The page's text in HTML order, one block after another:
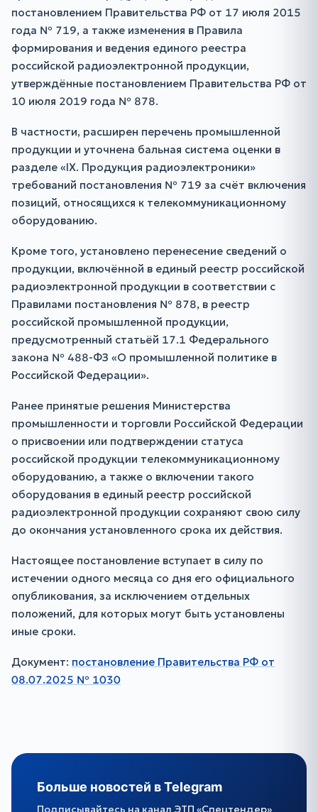
постановлением Правительства РФ от 17 июля 2015
года № 719, а также изменения в Правила
формирования и ведения единого реестра
российской радиоэлектронной продукции,
утверждённые постановлением Правительства РФ от
10 июля 2019 года № 878.
В частности, расширен перечень промышленной
продукции и уточнена бальная система оценки в
разделе «IX. Продукция радиоэлектроники»
требований постановления № 719 за счёт включения
позиций, относящихся к телекоммуникационному
оборудованию.
Кроме того, установлено перенесение сведений о
продукции, включённой в единый реестр российской
радиоэлектронной продукции в соответствии с
Правилами постановления № 878, в реестр
российской промышленной продукции,
предусмотренный статьёй 17.1 Федерального
закона № 488-ФЗ «О промышленной политике в
Российской Федерации».
Ранее принятые решения Министерства
промышленности и торговли Российской Федерации
о присвоении или подтверждении статуса
российской продукции телекоммуникационному
оборудованию, а также о включении такого
оборудования в единый реестр российской
радиоэлектронной продукции сохраняют свою силу
до окончания установленного срока их действия.
Настоящее постановление вступает в силу по
истечении одного месяца со дня его официального
опубликования, за исключением отдельных
положений, для которых могут быть установлены
иные сроки.
Документ: постановление Правительства РФ от
08.07.2025 № 1030
Больше новостей в Telegram
Подписывайтесь на канал ЭТП «Спецтендер»